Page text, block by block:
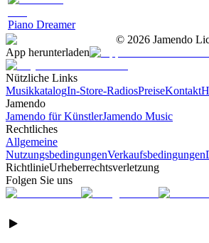
Piano Dreamer
© 2026 Jamendo
App herunterladen
Nützliche Links
MusikkatalogIn-Store-RadiosPreiseKontakt
Jamendo
Jamendo für KünstlerJamendo Music
Rechtliches
Allgemeine
NutzungsbedingungenVerkaufsbedingungen
RichtlinieUrheberrechtsverletzung
Folgen Sie uns